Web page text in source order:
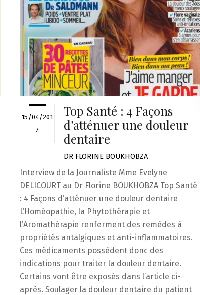
15/04/201
7
Top Santé : 4 Façons
d’atténuer une douleur
dentaire
DR FLORINE BOUKHOBZA
Interview de la Journaliste Mme Evelyne
DELICOURT au Dr Florine BOUKHOBZA Top Santé
: 4 Façons d’atténuer une douleur dentaire
L’Homéopathie, la Phytothérapie et
l’Aromathérapie renferment des remèdes à
propriétés antalgiques et anti-inflammatoires.
Ces médicaments possèdent donc des
indications pour traiter la douleur dentaire.
Certains vont être exposés dans l’article ci-
après. Soulager la douleur dentaire du patient